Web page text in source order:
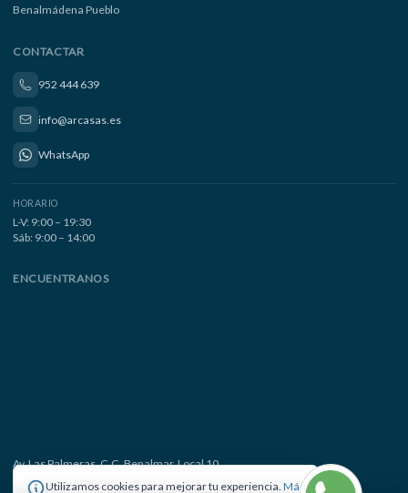
Benalmádena Pueblo
CONTACTAR
952 444 639
info@arcasas.es
WhatsApp
HORARIO
L-V: 9:00 – 19:30
Sáb: 9:00 – 14:00
ENCUENTRANOS
Av. Las Palmeras, C.C. Benalmar, Local 10
29630 Benalmádena Costa, Málaga
Utilizamos cookies para mejorar tu experiencia. Más